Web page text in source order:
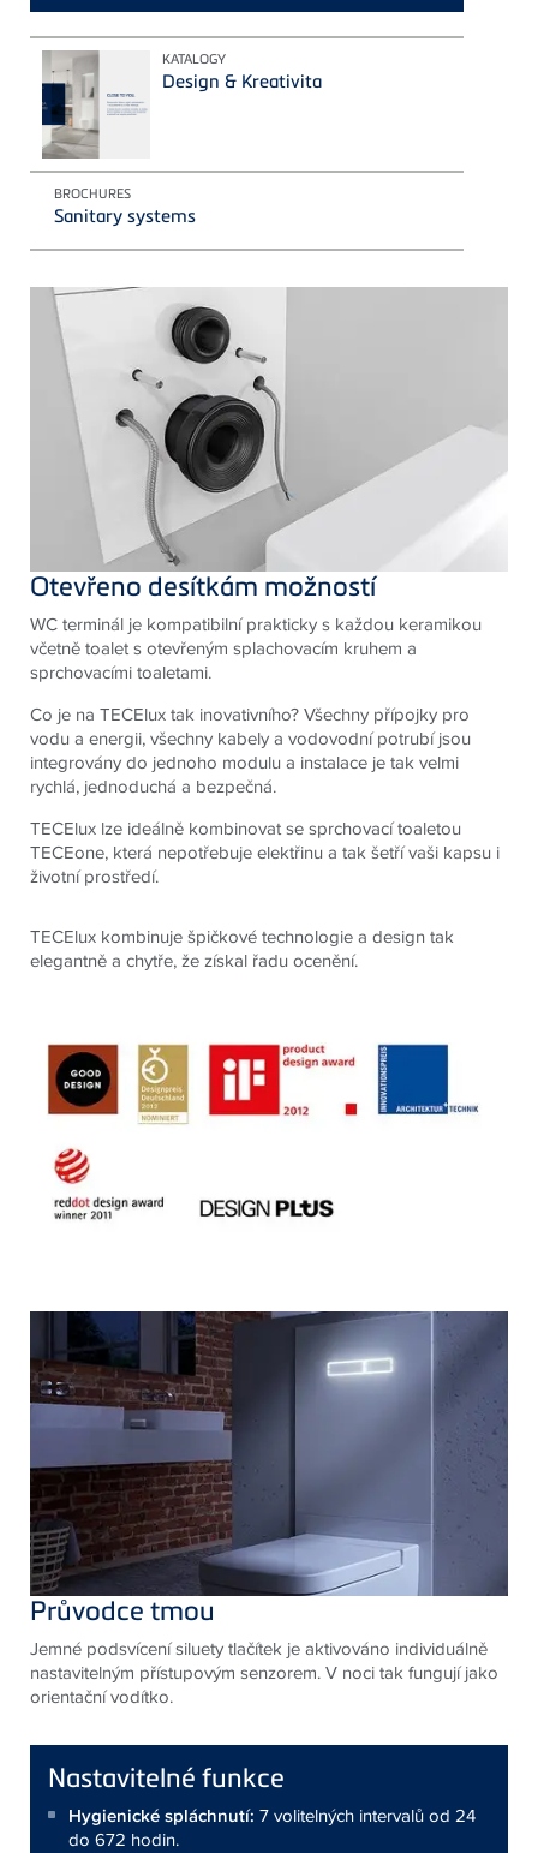
KATALOGY
Design & Kreativita
BROCHURES
Sanitary systems
Otevřeno desítkám možností
WC terminál je kompatibilní prakticky s každou keramikou
včetně toalet s otevřeným splachovacím kruhem a
sprchovacími toaletami.
Co je na TECElux tak inovativního? Všechny přípojky pro
vodu a energii, všechny kabely a vodovodní potrubí jsou
integrovány do jednoho modulu a instalace je tak velmi
rychlá, jednoduchá a bezpečná.
TECElux lze ideálně kombinovat se sprchovací toaletou
TECEone, která nepotřebuje elektřinu a tak šetří vaši kapsu i
životní prostředí.
TECElux kombinuje špičkové technologie a design tak
elegantně a chytře, že získal řadu ocenění.
Průvodce tmou
Jemné podsvícení siluety tlačítek je aktivováno individuálně
nastavitelným přístupovým senzorem. V noci tak fungují jako
orientační vodítko.
Nastavitelné funkce
Hygienické spláchnutí: 7 volitelných intervalů od 24
do 672 hodin.